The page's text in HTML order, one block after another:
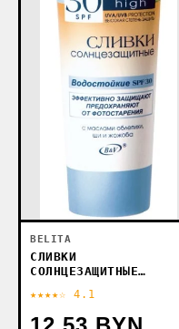
BELITA
СЛИВКИ
СОЛНЦЕЗАЩИТНЫЕ
СОЛНЦЕЗАЩИТНЫЕ SPF
30 С МАСЛОМ ОБЛЕПИХИ
★★★★☆ 4.1